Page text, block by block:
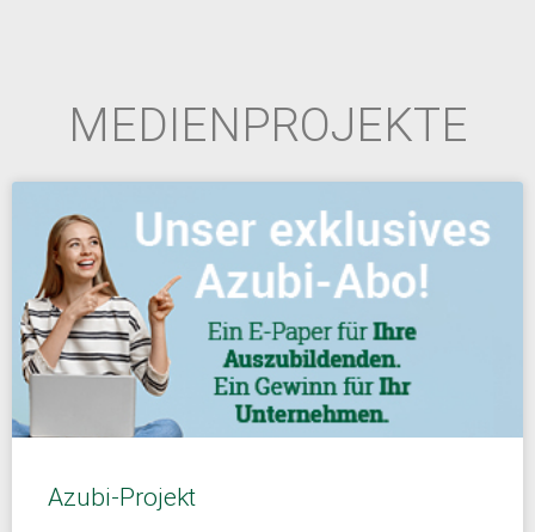
MEDIENPROJEKTE
Azubi-Projekt